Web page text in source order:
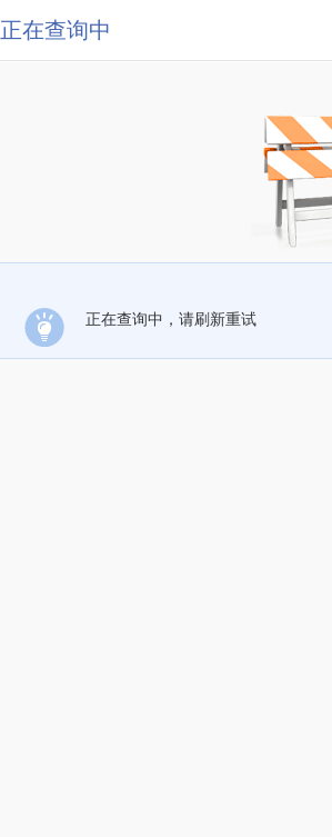
正在查询中
正在查询中，请刷新重试